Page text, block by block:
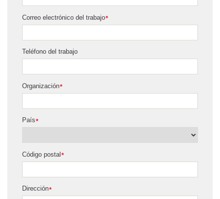
*
Correo electrónico del trabajo
Teléfono del trabajo
*
Organización
*
País
*
Código postal
*
Dirección